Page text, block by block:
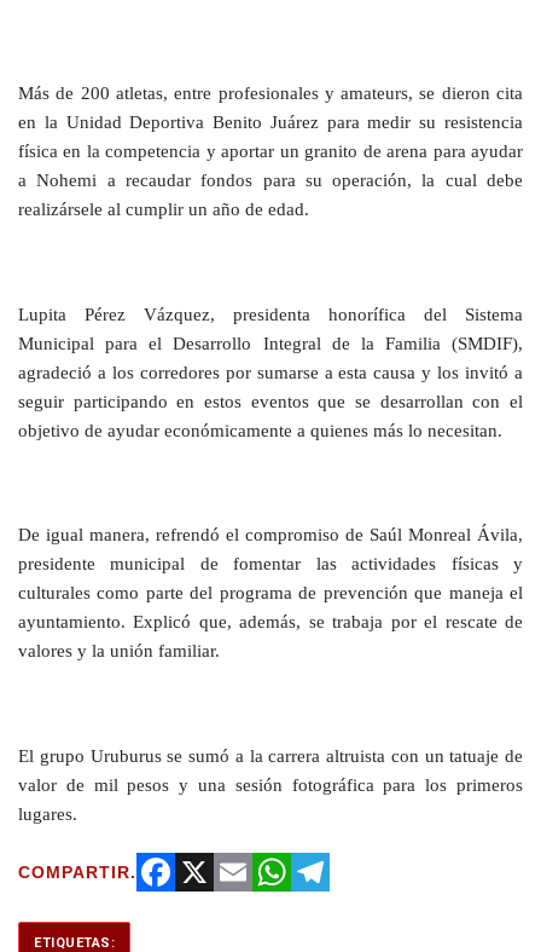
Más de 200 atletas, entre profesionales y amateurs, se dieron cita
en la Unidad Deportiva Benito Juárez para medir su resistencia
física en la competencia y aportar un granito de arena para ayudar
a Nohemi a recaudar fondos para su operación, la cual debe
realizársele al cumplir un año de edad.
Lupita Pérez Vázquez, presidenta honorífica del Sistema
Municipal para el Desarrollo Integral de la Familia (SMDIF),
agradeció a los corredores por sumarse a esta causa y los invitó a
seguir participando en estos eventos que se desarrollan con el
objetivo de ayudar económicamente a quienes más lo necesitan.
De igual manera, refrendó el compromiso de Saúl Monreal Ávila,
presidente municipal de fomentar las actividades físicas y
culturales como parte del programa de prevención que maneja el
ayuntamiento. Explicó que, además, se trabaja por el rescate de
valores y la unión familiar.
El grupo Uruburus se sumó a la carrera altruista con un tatuaje de
valor de mil pesos y una sesión fotográfica para los primeros
lugares.
COMPARTIR.
ETIQUETAS: